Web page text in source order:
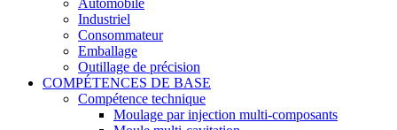
Automobile
Industriel
Consommateur
Emballage
Outillage de précision
COMPÉTENCES DE BASE
Compétence technique
Moulage par injection multi-composants